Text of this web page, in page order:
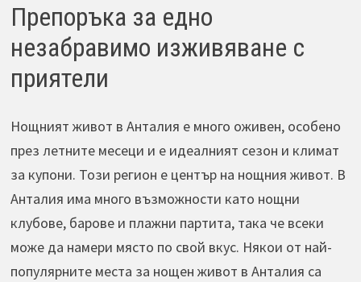
Препоръка за едно
незабравимо изживяване с
приятели
Нощният живот в Анталия е много оживен, особено
през летните месеци и е идеалният сезон и климат
за купони. Този регион е център на нощния живот. В
Анталия има много възможности като нощни
клубове, барове и плажни партита, така че всеки
може да намери място по свой вкус. Някои от най-
популярните места за нощен живот в Анталия са